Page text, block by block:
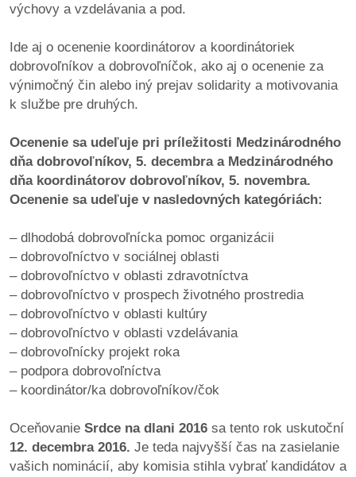
konania
pripomienkové
konania
dobrá
práca
odkazy
petície
z
médií
videá
vychádzky
/
/
výstavy
výchovy a vzdelávania a pod.
Ide aj o ocenenie koordinátorov a koordinátoriek
dobrovoľníkov a dobrovoľníčok, ako aj o ocenenie za
výnimočný čin alebo iný prejav solidarity a motivovania
k službe pre druhých.
Ocenenie sa udeľuje pri príležitosti Medzinárodného
dňa dobrovoľníkov, 5. decembra a Medzinárodného
dňa koordinátorov dobrovoľníkov, 5. novembra.
Ocenenie sa udeľuje v nasledovných kategóriách:
– dlhodobá dobrovoľnícka pomoc organizácii
– dobrovoľníctvo v sociálnej oblasti
– dobrovoľníctvo v oblasti zdravotníctva
– dobrovoľníctvo v prospech životného prostredia
– dobrovoľníctvo v oblasti kultúry
– dobrovoľníctvo v oblasti vzdelávania
– dobrovoľnícky projekt roka
– podpora dobrovoľníctva
– koordinátor/ka dobrovoľníkov/čok
Oceňovanie Srdce na dlani 2016 sa tento rok uskutoční
12. decembra 2016. Je teda najvyšší čas na zasielanie
vašich nominácií, aby komisia stihla vybrať kandidátov a